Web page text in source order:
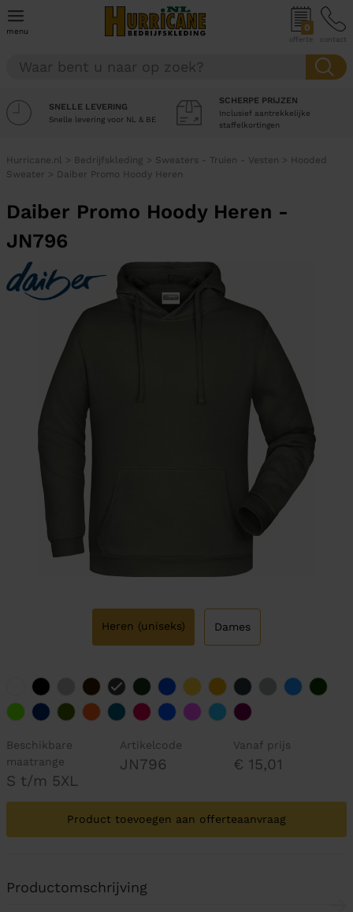
menu 0
offerte contact
SNELLE LEVERING
Snelle levering voor NL & BE
SCHERPE PRIJZEN
Inclusief aantrekkelijke
staffelkortingen
Hurricane.nl > Bedrijfskleding > Sweaters - Truien - Vesten >
Hooded
Sweater > Daiber Promo Hoody Heren
Daiber Promo Hoody Heren -
JN796
Heren (uniseks) Dames
Beschikbare
maatrange
S t/m 5XL
Artikelcode
JN796
Vanaf prijs
€ 15,01
Product toevoegen aan offerteaanvraag
Productomschrijving